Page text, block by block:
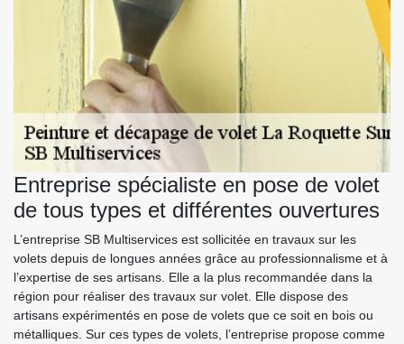
Entreprise spécialiste en pose de volet
de tous types et différentes ouvertures
L’entreprise SB Multiservices est sollicitée en travaux sur les
volets depuis de longues années grâce au professionnalisme et à
l’expertise de ses artisans. Elle a la plus recommandée dans la
région pour réaliser des travaux sur volet. Elle dispose des
artisans expérimentés en pose de volets que ce soit en bois ou
métalliques. Sur ces types de volets, l’entreprise propose comme